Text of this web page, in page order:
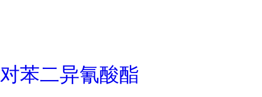
对苯二异氰酸酯